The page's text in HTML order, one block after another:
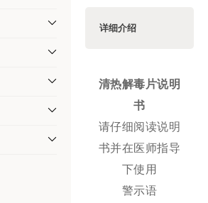
详细介绍
清热解毒片说明
书
请仔细阅读说明
书并在医师指导
下使用
警示语